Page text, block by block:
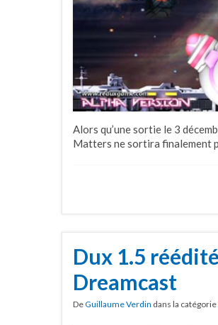
Alors qu’une sortie le 3
Matters ne sortira finalement
Dux 1.5
Dreamcast
DeGuillaume Verdin dans la catégorie